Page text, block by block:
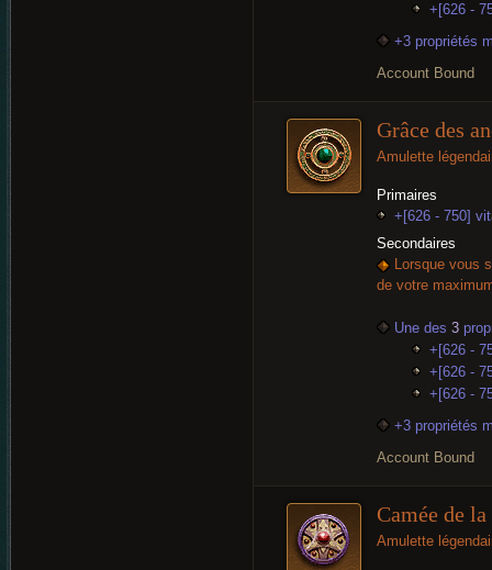
+[626 -
+3 propriétés
Account Bound
Grâce des
Amulette
Primaires
+[626 - 750]
Secondaires
Lorsque vous
de votre
Une des 3
+[626 -
+[626 -
+[626 -
+3 propriétés
Account Bound
Camée de
Amulette